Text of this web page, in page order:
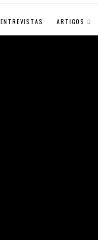
ENTREVISTAS ARTIGOS